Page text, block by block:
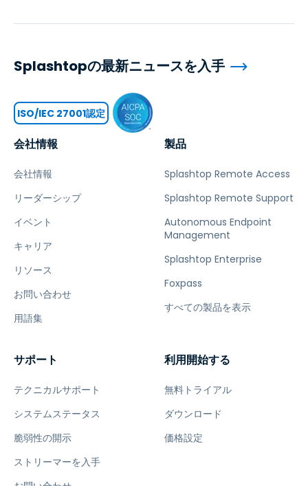
会社情報
会社情報
リーダーシップ
イベント
キャリア
リソース
お問い合わせ
用語集
製品
Splashtop Remote Access
Splashtop Remote Support
Autonomous Endpoint
Management
Splashtop Enterprise
Foxpass
すべての製品を表示
サポート
テクニカルサポート
システムステータス
脆弱性の開示
ストリーマーを入手
利用開始する
無料トライアル
ダウンロード
価格設定
Splashtopの最新ニュースを入手
ISO/IEC 27001認定